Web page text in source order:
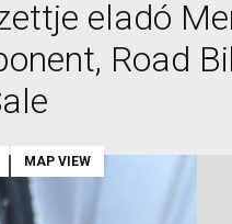
eladó
Road
MAP VIEW